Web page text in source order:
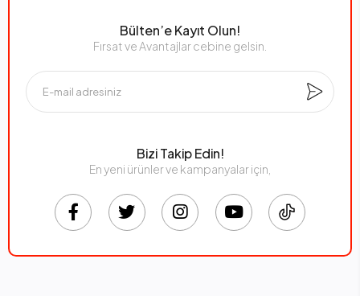
Bülten’e Kayıt Olun!
Fırsat ve Avantajlar cebine gelsin.
Bizi Takip Edin!
En yeni ürünler ve kampanyalar için,